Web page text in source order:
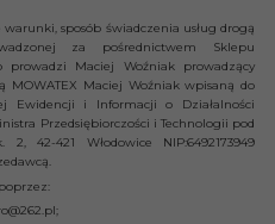
sposób świadczenia usług drogą
za pośrednictwem Sklepu
prowadzi Maciej Woźniak prowadzący
MOWATEX Maciej Woźniak wpisaną do
Ewidencji i Informacji o Działalności
Przedsiębiorczości i Technologii pod
42-421 Włodowice NIP:6492173949